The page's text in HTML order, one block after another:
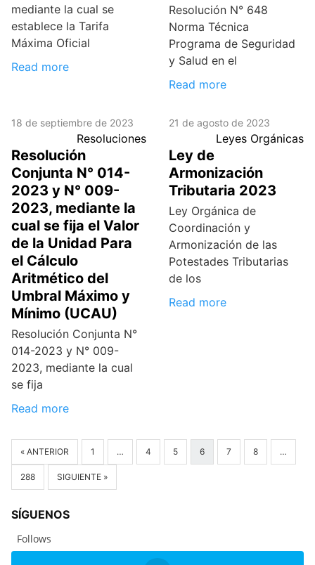
mediante la cual se
establece la Tarifa
Máxima Oficial
Read more
Resolución N° 648
Norma Técnica
Programa de Seguridad
y Salud en el
Read more
18 de septiembre de 2023
Resoluciones
Resolución
Conjunta N° 014-
2023 y N° 009-
2023, mediante la
cual se fija el Valor
de la Unidad Para
el Cálculo
Aritmético del
Umbral Máximo y
Mínimo (UCAU)
Resolución Conjunta N°
014-2023 y N° 009-
2023, mediante la cual
se fija
Read more
21 de agosto de 2023
Leyes Orgánicas
Ley de
Armonización
Tributaria 2023
Ley Orgánica de
Coordinación y
Armonización de las
Potestades Tributarias
de los
Read more
« ANTERIOR 1 … 4 5 6 7 8 …
288 SIGUIENTE »
SÍGUENOS
Follows